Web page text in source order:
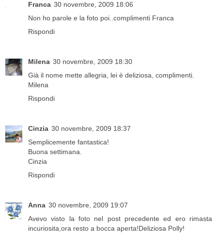
Franca 30 novembre, 2009 18:06
Non ho parole e la foto poi..complimenti Franca
Rispondi
Milena 30 novembre, 2009 18:30
Già il nome mette allegria, lei è deliziosa, complimenti.
Milena
Rispondi
Cinzia 30 novembre, 2009 18:37
Semplicemente fantastica!
Buona settimana.
Cinzia
Rispondi
Anna 30 novembre, 2009 19:07
Avevo visto la foto nel post precedente ed ero rimasta
incuriosita,ora resto a bocca aperta!Deliziosa Polly!